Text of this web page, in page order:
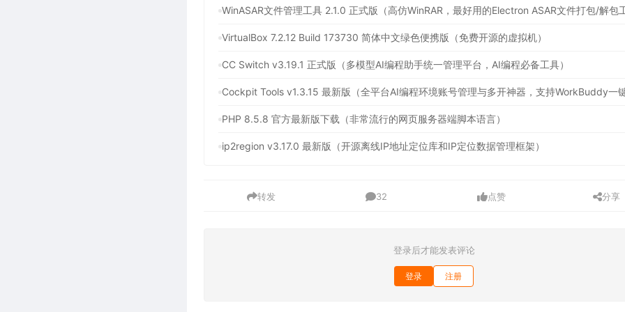
VirtualBox 7.2.12 Build 173730 简体中文绿色便携版（免费开源的虚拟机）
CC Switch v3.19.1 正式版（多模型AI编程助手统一管理平台，AI编程必备工具）
PHP 8.5.8 官方最新版下载（非常流行的网页服务器端脚本语言）
ip2region v3.17.0 最新版（开源离线IP地址定位库和IP定位数据管理框架）
转发 32 点赞 分享
登录后才能发表评论
登录 注册